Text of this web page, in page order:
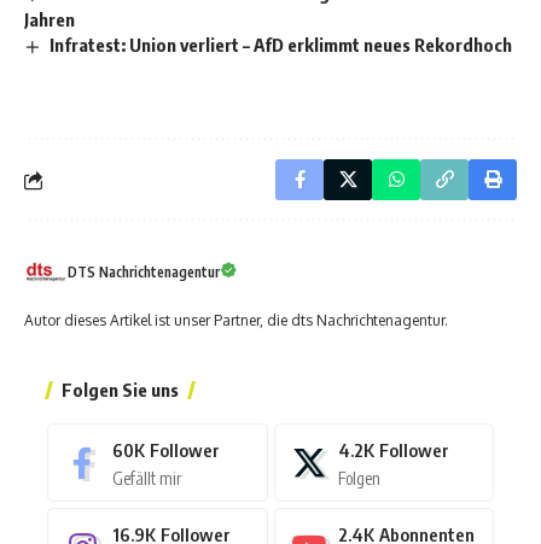
Jahren
Infratest: Union verliert – AfD erklimmt neues Rekordhoch
DTS Nachrichtenagentur
Autor dieses Artikel ist unser Partner, die dts Nachrichtenagentur.
Folgen Sie uns
60K Follower
Gefällt mir
4.2K Follower
Folgen
16.9K Follower 2.4K Abonnenten